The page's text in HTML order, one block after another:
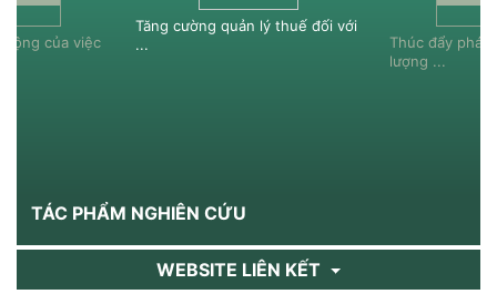
của việc
Tăng cường quản lý thuế đối với
...
Thúc đẩy phát
lượng ...
TÁC PHẨM NGHIÊN CỨU
WEBSITE LIÊN KẾT